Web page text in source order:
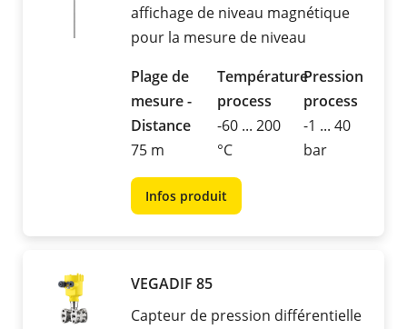
affichage de niveau magnétique
pour la mesure de niveau
Plage de
mesure -
Distance
75 m
Température
process
-60 ... 200
°C
Pression
process
-1 ... 40
bar
Infos produit
VEGADIF 85
Capteur de pression différentielle